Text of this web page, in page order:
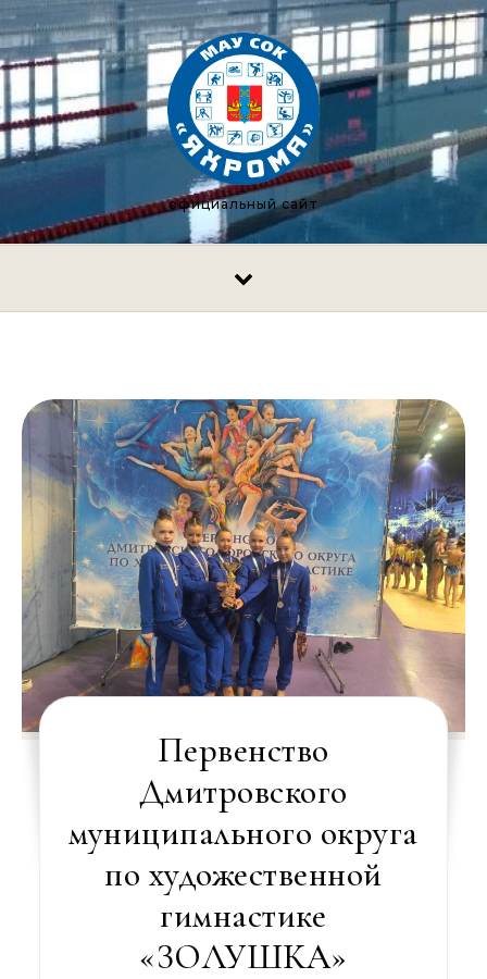
Перейти к содержимому
официальный сайт
Первенство
Дмитровского
муниципального округа
по художественной
гимнастике
«ЗОЛУШКА»